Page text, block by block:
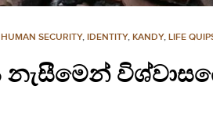
HUMAN SECURITY, IDENTITY, KANDY, LIFE
නැසීමෙන්